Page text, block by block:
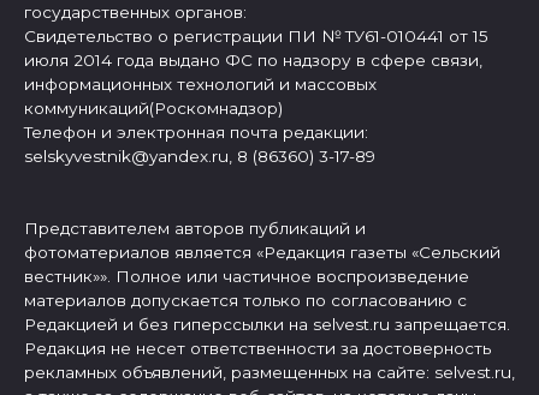
государственных органов:
Свидетельство о регистрации ПИ № ТУ61-010441 от 15
июля 2014 года выдано ФС по надзору в сфере связи,
информационных технологий и массовых
коммуникаций(Роскомнадзор)
Телефон и электронная почта редакции:
selskyvestnik@yandex.ru, 8 (86360) 3-17-89
Представителем авторов публикаций и
фотоматериалов является «Редакция газеты «Сельский
вестник»». Полное или частичное воспроизведение
материалов допускается только по согласованию с
Редакцией и без гиперссылки на selvest.ru запрещается.
Редакция не несет ответственности за достоверность
рекламных объявлений, размещенных на сайте: selvest.ru,